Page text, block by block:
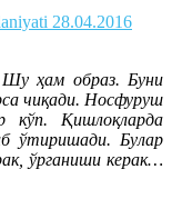
28.04.2016
Шу ҳам образ. Буни
чиқади. Носфуруш
кўп. Қишлоқларда
ўтиришади. Булар
ўрганиши керак…